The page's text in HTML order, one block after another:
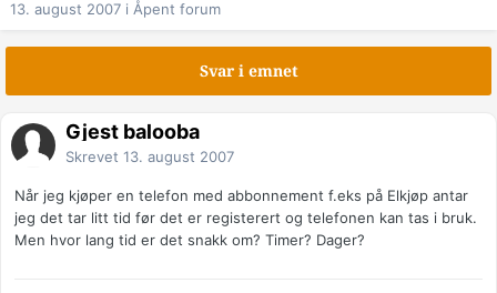
13. august 2007 i Åpent forum
Svar i emnet
Gjest balooba
Skrevet 13. august 2007
Når jeg kjøper en telefon med abbonnement f.eks på Elkjøp antar
jeg det tar litt tid før det er registerert og telefonen kan tas i bruk.
Men hvor lang tid er det snakk om? Timer? Dager?